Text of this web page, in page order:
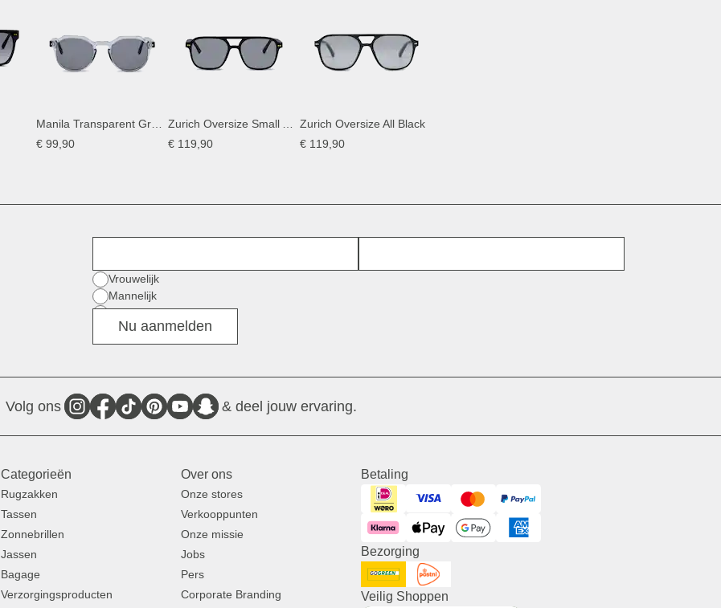
Manila Transparent Grey Black
€ 99,90
Zurich Oversize Small All Black
€ 119,90
Zurich Oversize All Black
€ 119,90
Geslacht
Vrouwelijk
Mannelijk
Divers
Nu aanmelden
Volg ons & deel jouw ervaring.
Categorieën
Rugzakken
Tassen
Zonnebrillen
Jassen
Bagage
Verzorgingsproducten
Over ons
Onze stores
Verkooppunten
Onze missie
Jobs
Pers
Corporate Branding
Betaling
iDeal Visa MastercardPayPal
Klarna ApplePay GooglePayAmerican Express
Bezorging
DHL GoGreen
Post NL
Veilig Shoppen